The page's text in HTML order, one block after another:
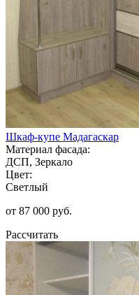
Шкаф-купе Мадагаскар
Материал фасада:
ДСП, Зеркало
Цвет:
Светлый
от 87 000 руб.
Рассчитать